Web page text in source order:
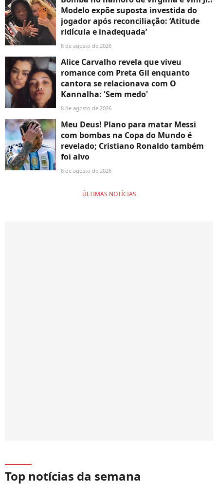
Modelo expõe suposta investida do
jogador após reconciliação: ‘Atitude
ridícula e inadequada’
8 de agosto de 2026
Alice Carvalho revela que viveu
romance com Preta Gil enquanto
cantora se relacionava com O
Kannalha: 'Sem medo'
8 de agosto de 2026
Meu Deus! Plano para matar Messi
com bombas na Copa do Mundo é
revelado; Cristiano Ronaldo também
foi alvo
8 de agosto de 2026
ÚLTIMAS NOTÍCIAS
Top notícias da semana